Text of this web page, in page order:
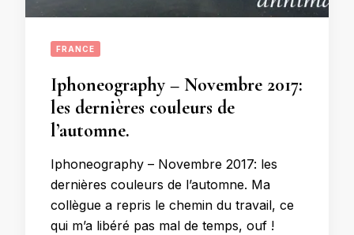
FRANCE
Iphoneography – Novembre 2017:
les dernières couleurs de
l’automne.
Iphoneography – Novembre 2017: les
dernières couleurs de l’automne. Ma
collègue a repris le chemin du travail, ce
qui m’a libéré pas mal de temps, ouf !